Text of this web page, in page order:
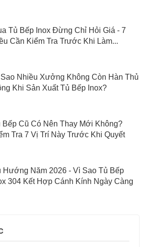
Tủ Bếp Inox Đừng Chỉ Hỏi Giá - 7
Cần Kiểm Tra Trước Khi Làm...
Nhiều Xưởng Không Còn Hàn Thủ
Khi Sản Xuất Tủ Bếp Inox?
Bếp Cũ Có Nên Thay Mới Không?
Tra 7 Vị Trí Này Trước Khi Quyết
Hướng Năm 2026 - Vì Sao Tủ Bếp
304 Kết Hợp Cánh Kính Ngày Càng